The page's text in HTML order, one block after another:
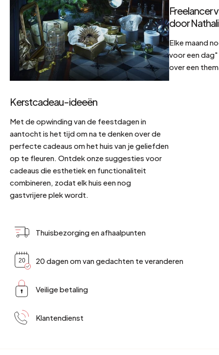
Kerstcadeau-ideeën
Met de opwinding van de feestdagen in
aantocht is het tijd om na te denken over de
perfecte cadeaus om het huis van je geliefden
op te fleuren. Ontdek onze suggesties voor
cadeaus die esthetiek en functionaliteit
combineren, zodat elk huis een nog
gastvrijere plek wordt.
Freelancer
door
Elke maand
voor een
over een
Thuisbezorging en afhaalpunten
20 dagen om van gedachten te veranderen
Veilige betaling
Klantendienst